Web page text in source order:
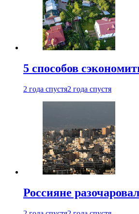
5 способов
2 года спустя2 года спустя
Россияне